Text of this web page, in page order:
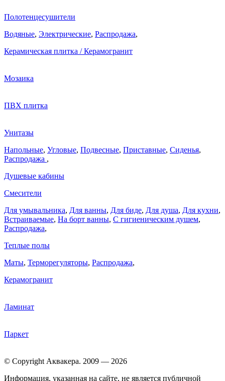
Полотенцесушители
Водяные, Электрические, Распродажа,
Керамическая плитка / Керамогранит
Мозаика
ПВХ плитка
Унитазы
Напольные, Угловые, Подвесные, Приставные, Сиденья,
Распродажа ,
Душевые кабины
Смесители
Для умывальника, Для ванны, Для биде, Для душа, Для кухни,
Встраиваемые, На борт ванны, C гигиеническим душем,
Распродажа,
Теплые полы
Маты, Терморегуляторы, Распродажа,
Керамогранит
Ламинат
Паркет
© Copyright Аквакера. 2009 — 2026
Информация, указанная на сайте, не является публичной